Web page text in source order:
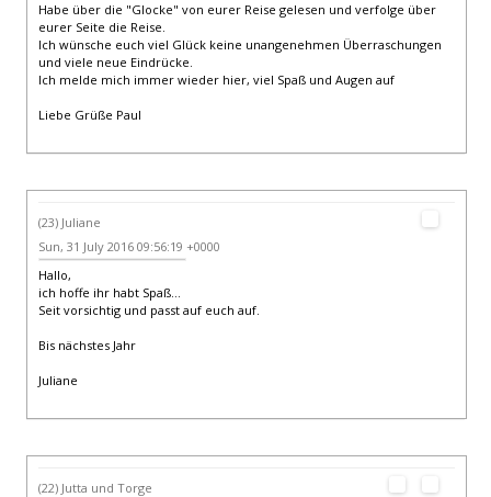
Habe über die "Glocke" von eurer Reise gelesen und verfolge über
eurer Seite die Reise.
Ich wünsche euch viel Glück keine unangenehmen Überraschungen
und viele neue Eindrücke.
Ich melde mich immer wieder hier, viel Spaß und Augen auf
Liebe Grüße Paul
(23) Juliane
Sun, 31 July 2016 09:56:19 +0000
Hallo,
ich hoffe ihr habt Spaß...
Seit vorsichtig und passt auf euch auf.
Bis nächstes Jahr
Juliane
(22) Jutta und Torge